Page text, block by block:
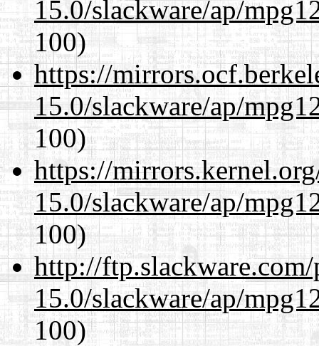
15.0/slackware/ap/
100)
https://
15.0/slackware/ap/
100)
https://
15.0/slackware/ap/
100)
http://
15.0/slackware/ap/
100)